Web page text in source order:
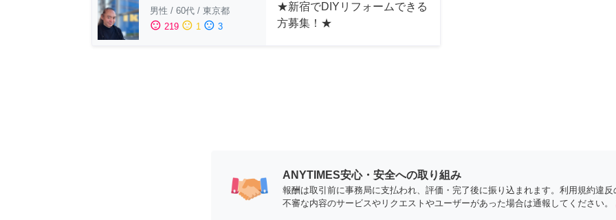
男性 / 60代 / 東京都
sentiment_satisfied 219 sentiment_neutral 1 sentiment_dissatisfied 3
★新宿でDIYリフォームできる
方募集！★
ANYTIMES安心・安全への取り組み
報酬は取引前に事務局に支払われ、評価・完了後に振り込まれます。利用規約違反
不審な内容のサービスやリクエストやユーザーがあった場合は通報してください。